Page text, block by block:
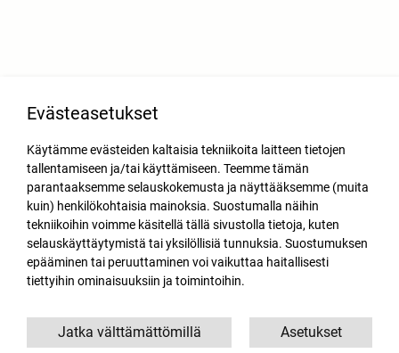
Evästeasetukset
Käytämme evästeiden kaltaisia tekniikoita laitteen tietojen
tallentamiseen ja/tai käyttämiseen. Teemme tämän
parantaaksemme selauskokemusta ja näyttääksemme (muita
kuin) henkilökohtaisia mainoksia. Suostumalla näihin
tekniikoihin voimme käsitellä tällä sivustolla tietoja, kuten
selauskäyttäytymistä tai yksilöllisiä tunnuksia. Suostumuksen
epääminen tai peruuttaminen voi vaikuttaa haitallisesti
tiettyihin ominaisuuksiin ja toimintoihin.
Asetukset
Jatka välttämättömillä